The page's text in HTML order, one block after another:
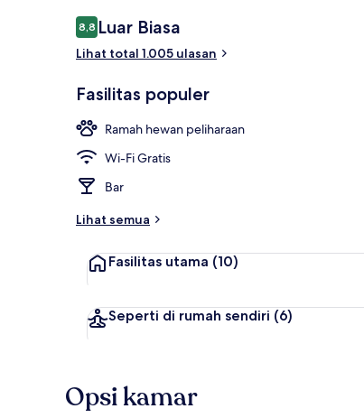
Ulasan
8,88,8 dari 10
Luar Biasa
Lihat total 1.005 ulasan
Fasilitas populer
Ramah hewan peliharaan
Wi-Fi Gratis
Bar
Lihat semua
Fasilitas utama (10)
Seperti di rumah sendiri (6)
Opsi kamar